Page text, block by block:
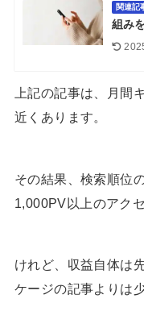
関連記
組み
上記の記事は、月間
近くあります。
その結果、検索順位
1,000PV以上のアク
けれど、収益自体は
ケージの記事よりは